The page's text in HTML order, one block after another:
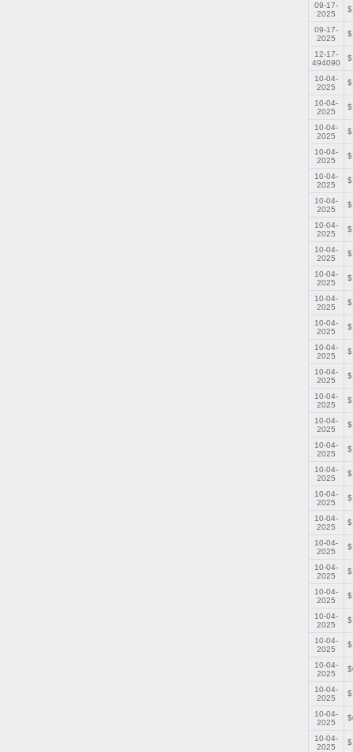
09-17-
2025
09-17-
2025
12-17-
494090
10-04-
2025
10-04-
2025
10-04-
2025
10-04-
2025
10-04-
2025
10-04-
2025
10-04-
2025
10-04-
2025
10-04-
2025
10-04-
2025
10-04-
2025
10-04-
2025
10-04-
2025
10-04-
2025
10-04-
2025
10-04-
2025
10-04-
2025
10-04-
2025
10-04-
2025
10-04-
2025
10-04-
2025
10-04-
2025
10-04-
2025
10-04-
2025
10-04-
2025
10-04-
2025
10-04-
2025
10-04-
2025